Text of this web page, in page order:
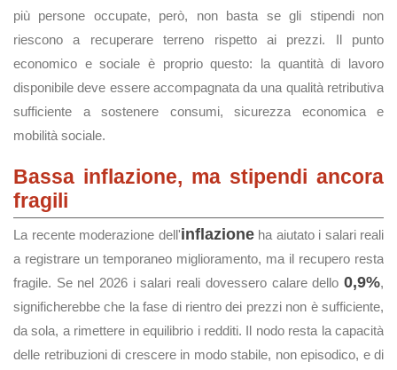
più persone occupate, però, non basta se gli stipendi non
riescono a recuperare terreno rispetto ai prezzi. Il punto
economico e sociale è proprio questo: la quantità di lavoro
disponibile deve essere accompagnata da una qualità retributiva
sufficiente a sostenere consumi, sicurezza economica e
mobilità sociale.
Bassa inflazione, ma stipendi ancora
fragili
La recente moderazione dell'inflazioneha aiutato i salari reali
a registrare un temporaneo miglioramento, ma il recupero resta
fragile. Se nel 2026 i salari reali dovessero calare dello 0,9%,
significherebbe che la fase di rientro dei prezzi non è sufficiente,
da sola, a rimettere in equilibrio i redditi. Il nodo resta la capacità
delle retribuzioni di crescere in modo stabile, non episodico, e di